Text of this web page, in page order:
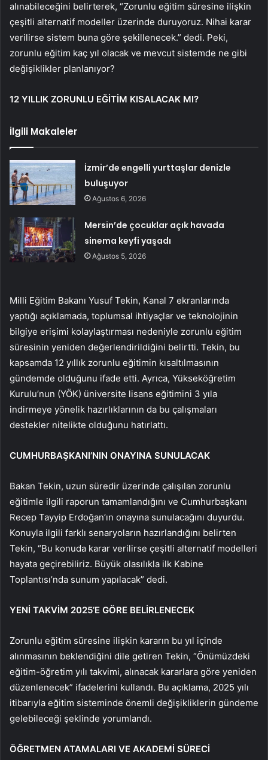
alınabileceğini belirterek, “Zorunlu eğitim süresine ilişkin
çeşitli alternatif modeller üzerinde duruyoruz. Nihai karar
verilirse sistem buna göre şekillenecek.” dedi. Peki,
zorunlu eğitim kaç yıl olacak ve mevcut sistemde ne gibi
değişiklikler planlanıyor?
12 YILLIK ZORUNLU EĞİTİM KISALACAK MI?
İlgili Makaleler
İzmir’de engelli yurttaşlar denizle
buluşuyor
Ağustos 6, 2026
Mersin’de çocuklar açık havada
sinema keyfi yaşadı
Ağustos 5, 2026
Milli Eğitim Bakanı Yusuf Tekin, Kanal 7 ekranlarında
yaptığı açıklamada, toplumsal ihtiyaçlar ve teknolojinin
bilgiye erişimi kolaylaştırması nedeniyle zorunlu eğitim
süresinin yeniden değerlendirildiğini belirtti. Tekin, bu
kapsamda 12 yıllık zorunlu eğitimin kısaltılmasının
gündemde olduğunu ifade etti. Ayrıca, Yükseköğretim
Kurulu’nun (YÖK) üniversite lisans eğitimini 3 yıla
indirmeye yönelik hazırlıklarının da bu çalışmaları
destekler nitelikte olduğunu hatırlattı.
CUMHURBAŞKANI’NIN ONAYINA SUNULACAK
Bakan Tekin, uzun süredir üzerinde çalışılan zorunlu
eğitimle ilgili raporun tamamlandığını ve Cumhurbaşkanı
Recep Tayyip Erdoğan’ın onayına sunulacağını duyurdu.
Konuyla ilgili farklı senaryoların hazırlandığını belirten
Tekin, “Bu konuda karar verilirse çeşitli alternatif modelleri
hayata geçirebiliriz. Büyük olasılıkla ilk Kabine
Toplantısı’nda sunum yapılacak” dedi.
YENİ TAKVİM 2025’E GÖRE BELİRLENECEK
Zorunlu eğitim süresine ilişkin kararın bu yıl içinde
alınmasının beklendiğini dile getiren Tekin, “Önümüzdeki
eğitim-öğretim yılı takvimi, alınacak kararlara göre yeniden
düzenlenecek” ifadelerini kullandı. Bu açıklama, 2025 yılı
itibarıyla eğitim sisteminde önemli değişikliklerin gündeme
gelebileceği şeklinde yorumlandı.
ÖĞRETMEN ATAMALARI VE AKADEMİ SÜRECİ